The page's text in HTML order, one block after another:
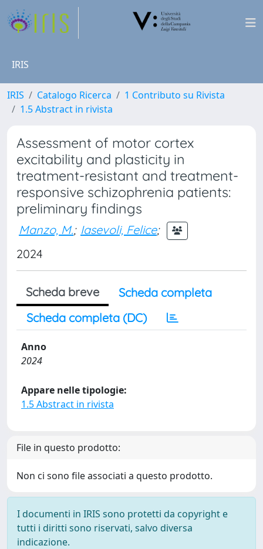
IRIS
IRIS Catalogo Ricerca
1 Contributo su Rivista
1.5 Abstract in rivista
Assessment of motor cortex
excitability and plasticity in
treatment-resistant and treatment-
responsive schizophrenia patients:
preliminary findings
Manzo, M.; Iasevoli, Felice;
2024
Scheda breve
Scheda completa
Scheda completa (DC)
Anno
2024
Appare nelle tipologie:
1.5 Abstract in rivista
File in questo prodotto:
Non ci sono file associati a questo prodotto.
I documenti in IRIS sono protetti da copyright e
tutti i diritti sono riservati, salvo diversa
indicazione.